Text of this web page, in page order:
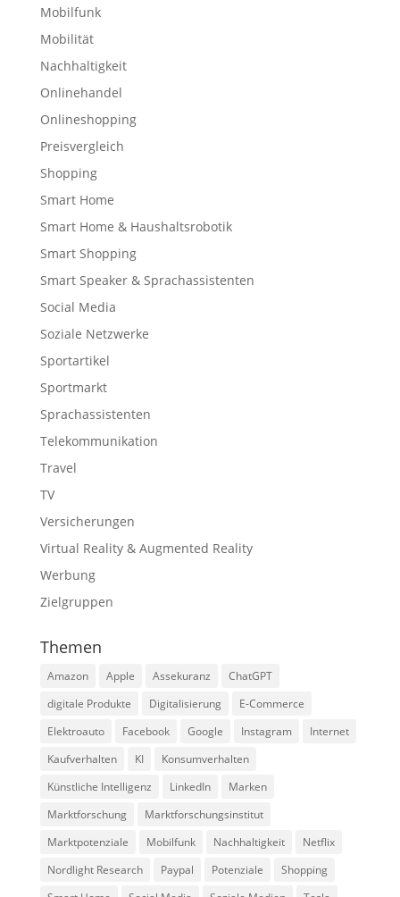
Mobilfunk
Mobilität
Nachhaltigkeit
Onlinehandel
Onlineshopping
Preisvergleich
Shopping
Smart Home
Smart Home & Haushaltsrobotik
Smart Shopping
Smart Speaker & Sprachassistenten
Social Media
Soziale Netzwerke
Sportartikel
Sportmarkt
Sprachassistenten
Telekommunikation
Travel
TV
Versicherungen
Virtual Reality & Augmented Reality
Werbung
Zielgruppen
Themen
Amazon Apple Assekuranz
ChatGPT
digitale Produkte
Digitalisierung
E-Commerce
Elektroauto
Facebook Google Instagram
Internet
Kaufverhalten
KI
Konsumverhalten
Künstliche Intelligenz
LinkedIn
Marken
Marktforschung
Marktforschungsinstitut
Marktpotenziale
Mobilfunk Nachhaltigkeit
Netflix
Nordlight Research
Paypal Potenziale
Shopping